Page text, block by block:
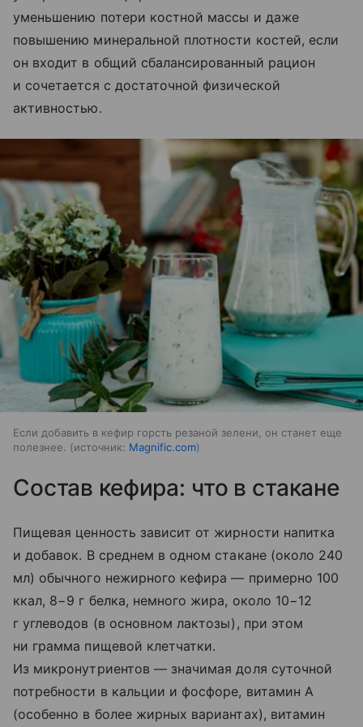
уменьшению потери костной массы и даже
повышению минеральной плотности костей, если
он входит в общий сбалансированный рацион
и сочетается с достаточной физической
активностью.
Если добавить в кефир горсть резаной зелени, он станет еще
полезнее.
источник: Magnific.com
Состав кефира: что в стакане
Пищевая ценность зависит от жирности напитка
и добавок. В среднем в одном стакане (около 240
мл) обычного нежирного кефира — примерно 100
ккал, 8−9 г белка, немного жира, около 10−12
г углеводов (в основном лактозы), при этом
ни грамма пищевой клетчатки.
Из микронутриентов — значимая доля суточной
потребности в кальции и фосфоре, витамин A
(особенно в более жирных вариантах), витамин